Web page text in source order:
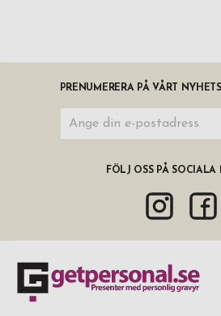
PRENUMERERA PÅ VÅRT
FÖLJ OSS PÅ SOCIALA